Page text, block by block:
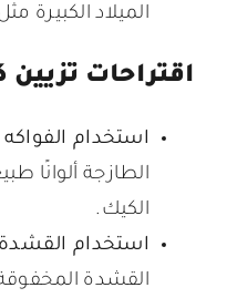
الميلاد الكبيرة مثل 50 سنة أو 60
اقتراحات تزيين
استخدام
الطازجة ألوانًا
الكيك.
استخدام
القشدة